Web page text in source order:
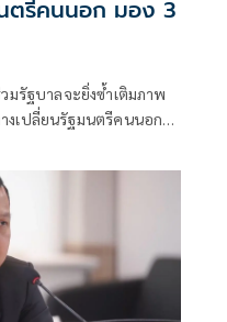
ตรีคนนอก มอง 3
มรัฐบาลจะยิ่งซ้ำเติมภาพ
งเปลี่ยนรัฐมนตรีคนนอก